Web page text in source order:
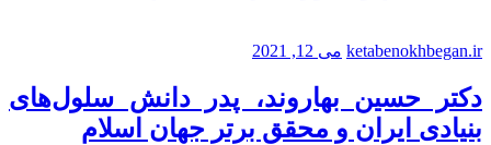
ketabenokhbegan.ir می 12, 2021
دکتر حسین بهاروند، پدر دانش سلول‌های
بنیادی ایران و محقق برتر جهان اسلام